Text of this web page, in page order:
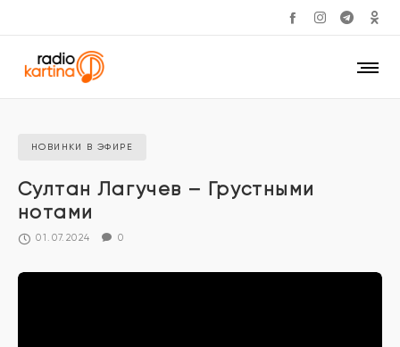
НОВИНКИ В ЭФИРЕ
Султан Лагучев – Грустными
нотами
01.07.2024 0